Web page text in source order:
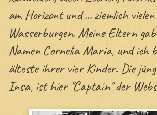
Gästebuch
Eure Geschichten
Euer Atelier
Feder-, Fell- &
am Horizont und ... ziemlich vielen
Wasserburgen. Meine Eltern
Namen Cornelia Maria, und ich
älteste ihrer vier Kinder. Die
Insa, ist hier "Captain" der